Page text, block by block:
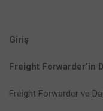
Giriş
Freight Forwarder’in
Freight Forwarder ve